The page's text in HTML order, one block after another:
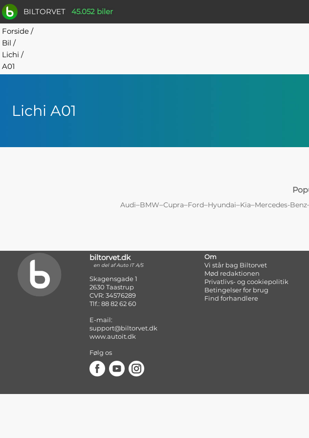
BILTORVET 45.052 biler
Forside /
Bil /
Lichi /
A01
Lichi A01
Audi–BMW–Cupra–Ford–Hyundai–Kia–Mercedes-Benz
Om
Vi står bag Biltorvet
Mød redaktionen
Privatlivs- og cookiepolitik
Betingelser for brug
Find forhandlere
biltorvet.dk
en del af Auto IT A/S
Skagensgade 1
2630 Taastrup
CVR: 34576289
Tlf.: 88 82 62 60
E-mail:
support@biltorvet.dk
www.autoit.dk
Følg os